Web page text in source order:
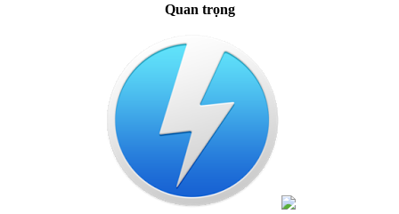
Quan trọng